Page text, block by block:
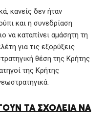
κανείς δεν ήταν
και η συνεδρίαση
να καταπίνει αμάσητη τη
για τις εξορύξεις
θέση της Κρήτης
της Κρήτης
ΤΑ ΣΧΟΛΕΙΑ ΝΑ